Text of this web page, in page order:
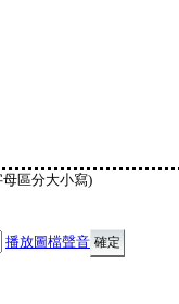
區分大小寫)
播放圖檔聲音